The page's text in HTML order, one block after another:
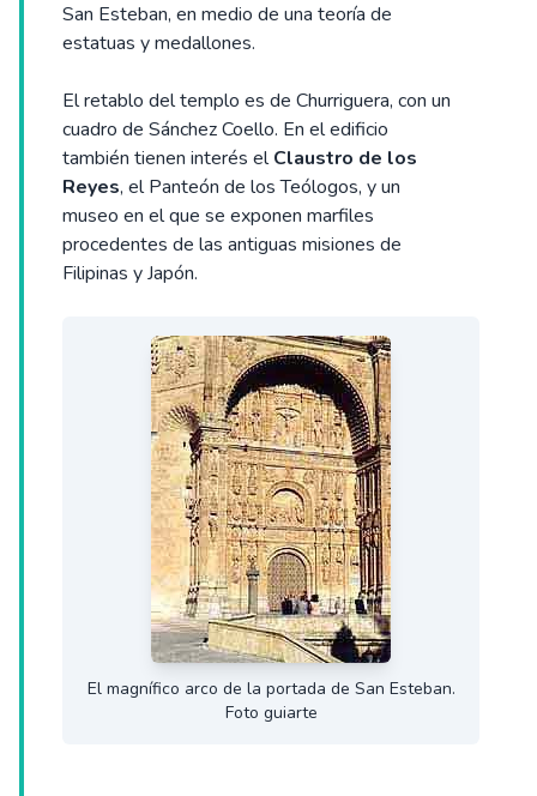
San Esteban, en medio de una teoría de
estatuas y medallones.
El retablo del templo es de Churriguera, con un
cuadro de Sánchez Coello. En el edificio
también tienen interés elClaustro de los
Reyes, el Panteón de los Teólogos, y un
museo en el que se exponen marfiles
procedentes de las antiguas misiones de
Filipinas y Japón.
El magnífico arco de la portada de San Esteban.
Foto guiarte